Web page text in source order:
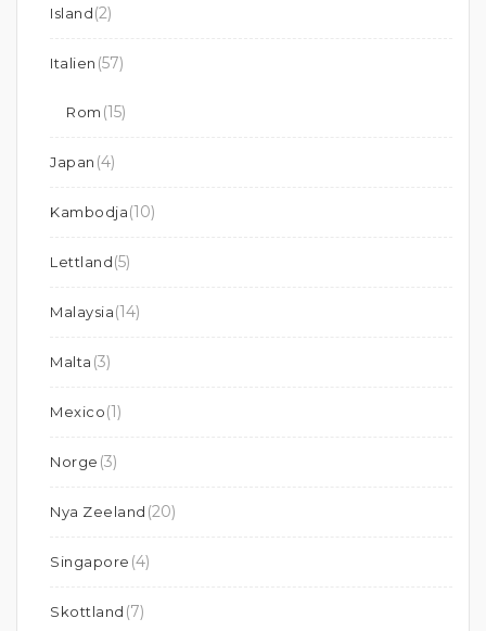
Island(2)
Italien (57)
Rom (15)
Japan (4)
Kambodja(10)
Lettland(5)
Malaysia(14)
Malta (3)
Mexico(1)
Norge (3)
Nya Zeeland (20)
Singapore (4)
Skottland (7)